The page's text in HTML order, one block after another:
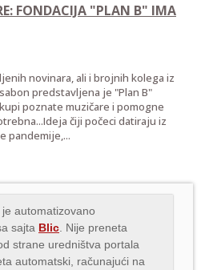
FONDACIJA "PLAN B" IMA
novinara, ali i brojnih kolega iz
predstavljena je "Plan B"
poznate muzičare i pomogne
čiji počeci datiraju iz
pandemije,...
automatizovano
sajta Blic . Nije preneta
strane uredništva portala
automatski, računajući na